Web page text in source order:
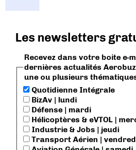
Les newsletters
Recevez dans votre boite e-
dernières actualités
une ou plusieurs
Quotidienne Intégrale
BizAv | lundi
Défense | mardi
Hélicoptères & eVTOL |
Industrie & Jobs | jeudi
Transport Aérien |